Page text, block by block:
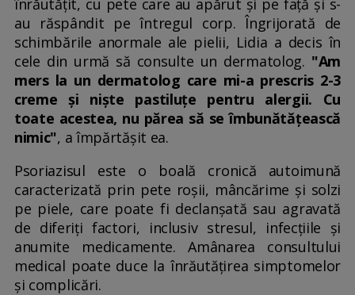
au răspândit pe întregul corp. Îngrijorată de
schimbările anormale ale pielii, Lidia a decis în
cele din urmă să consulte un dermatolog. "Am
mers la un dermatolog care mi-a prescris 2-3
creme și niște pastiluțe pentru alergii. Cu
toate acestea, nu părea să se îmbunătățească
nimic", a împărtășit ea.
Psoriazisul este o boală cronică autoimună
caracterizată prin pete roșii, mâncărime și solzi
pe piele, care poate fi declanșată sau agravată
de diferiți factori, inclusiv stresul, infecțiile și
anumite medicamente. Amânarea consultului
medical poate duce la înrăutățirea simptomelor
și complicări.